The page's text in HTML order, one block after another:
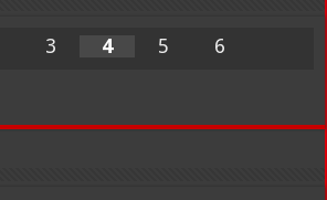
3 4 5 6